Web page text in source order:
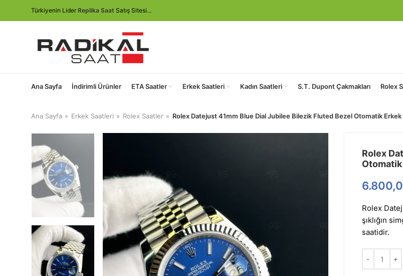
Türkiyenin Lider Replika Saat Satış Sitesi...
Ana Sayfa İndirimli Ürünler ETA Saatler Erkek Saatleri Kadın Saatleri S.T. Dupont Çakmakları Rolex
Ana Sayfa Erkek Saatleri Rolex Saatler Rolex Datejust 41mm Blue Dial Jubilee Bilezik Fluted Bezel Otomatik Erkek
Rolex
Rolex
şıklığın
saatidir.